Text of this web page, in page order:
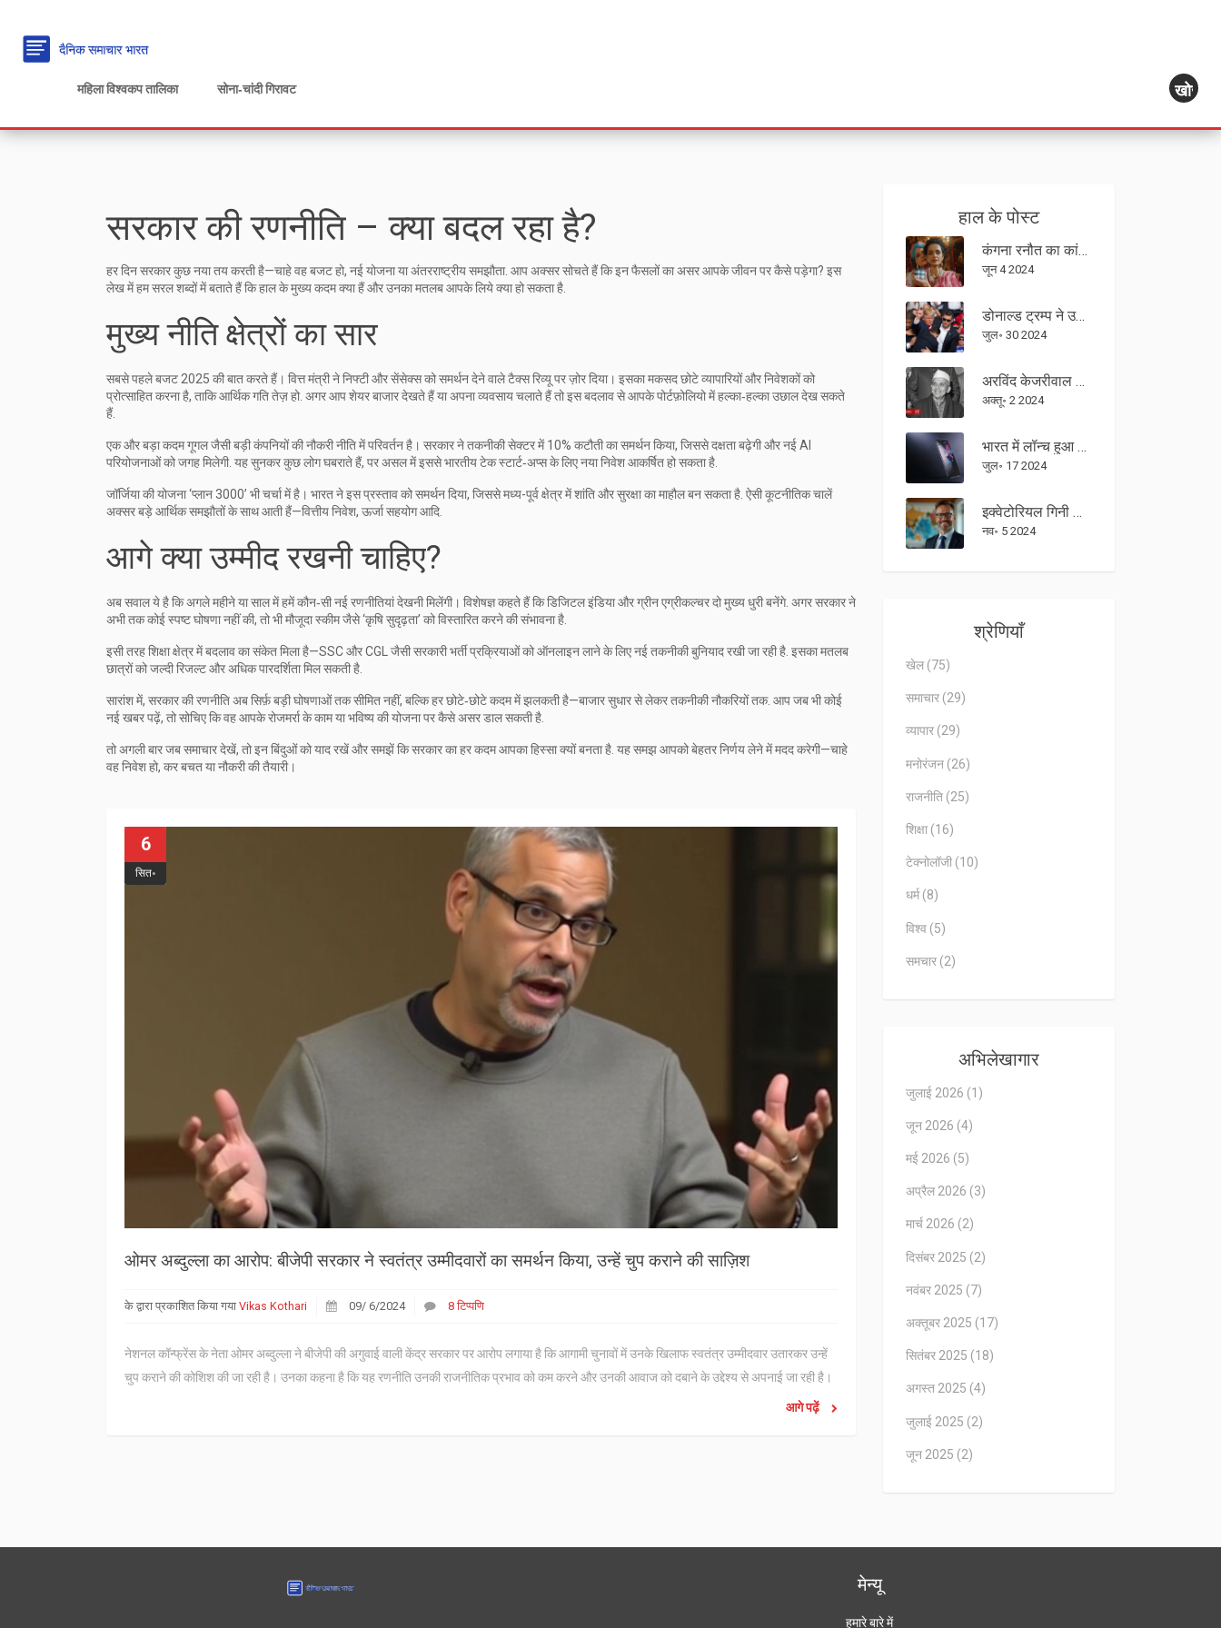
महिला विश्वकप तालिका सोना‑चांदी गिरावट खोज
सरकार की रणनीति – क्या बदल रहा है?
हर दिन सरकार कुछ नया तय करती है—चाहे वह बजट हो, नई योजना या अंतरराष्ट्रीय समझौता. आप अक्सर सोचते हैं कि इन फैसलों का असर आपके जीवन पर कैसे पड़ेगा? इस
लेख में हम सरल शब्दों में बताते हैं कि हाल के मुख्य कदम क्या हैं और उनका मतलब आपके लिये क्या हो सकता है.
मुख्य नीति क्षेत्रों का सार
सबसे पहले बजट 2025 की बात करते हैं। वित्त मंत्री ने निफ्टी और सेंसेक्स को समर्थन देने वाले टैक्स रिव्यू पर ज़ोर दिया। इसका मकसद छोटे व्यापारियों और निवेशकों को
प्रोत्साहित करना है, ताकि आर्थिक गति तेज़ हो. अगर आप शेयर बाजार देखते हैं या अपना व्यवसाय चलाते हैं तो इस बदलाव से आपके पोर्टफ़ोलियो में हल्का‑हल्का उछाल देख सकते
हैं.
एक और बड़ा कदम गूगल जैसी बड़ी कंपनियों की नौकरी नीति में परिवर्तन है। सरकार ने तकनीकी सेक्टर में 10% कटौती का समर्थन किया, जिससे दक्षता बढ़ेगी और नई AI
परियोजनाओं को जगह मिलेगी. यह सुनकर कुछ लोग घबराते हैं, पर असल में इससे भारतीय टेक स्टार्ट‑अप्स के लिए नया निवेश आकर्षित हो सकता है.
जॉर्जिया की योजना ‘प्लान 3000’ भी चर्चा में है। भारत ने इस प्रस्ताव को समर्थन दिया, जिससे मध्य-पूर्व क्षेत्र में शांति और सुरक्षा का माहौल बन सकता है. ऐसी कूटनीतिक चालें
अक्सर बड़े आर्थिक समझौतों के साथ आती हैं—वित्तीय निवेश, ऊर्जा सहयोग आदि.
आगे क्या उम्मीद रखनी चाहिए?
अब सवाल ये है कि अगले महीने या साल में हमें कौन‑सी नई रणनीतियां देखनी मिलेंगी। विशेषज्ञ कहते हैं कि डिजिटल इंडिया और ग्रीन एग्रीकल्चर दो मुख्य धुरी बनेंगे. अगर सरकार ने
अभी तक कोई स्पष्ट घोषणा नहीं की, तो भी मौजूदा स्कीम जैसे ‘कृषि सुदृढ़ता’ को विस्तारित करने की संभावना है.
इसी तरह शिक्षा क्षेत्र में बदलाव का संकेत मिला है—SSC और CGL जैसी सरकारी भर्ती प्रक्रियाओं को ऑनलाइन लाने के लिए नई तकनीकी बुनियाद रखी जा रही है. इसका मतलब
छात्रों को जल्दी रिजल्ट और अधिक पारदर्शिता मिल सकती है.
सारांश में, सरकार की रणनीति अब सिर्फ़ बड़ी घोषणाओं तक सीमित नहीं, बल्कि हर छोटे‑छोटे कदम में झलकती है—बाजार सुधार से लेकर तकनीकी नौकरियों तक. आप जब भी कोई
नई खबर पढ़ें, तो सोचिए कि वह आपके रोजमर्रा के काम या भविष्य की योजना पर कैसे असर डाल सकती है.
तो अगली बार जब समाचार देखें, तो इन बिंदुओं को याद रखें और समझें कि सरकार का हर कदम आपका हिस्सा क्यों बनता है. यह समझ आपको बेहतर निर्णय लेने में मदद करेगी—चाहे
वह निवेश हो, कर बचत या नौकरी की तैयारी।
6
सित॰
ओमर अब्दुल्ला का आरोप: बीजेपी सरकार ने स्वतंत्र उम्मीदवारों का समर्थन किया, उन्हें चुप कराने की साज़िश
के द्वारा प्रकाशित किया गया Vikas Kothari 09/ 6/2024 8 टिप्पणि
नेशनल कॉन्फ्रेंस के नेता ओमर अब्दुल्ला ने बीजेपी की अगुवाई वाली केंद्र सरकार पर आरोप लगाया है कि आगामी चुनावों में उनके खिलाफ स्वतंत्र उम्मीदवार उतारकर उन्हें
चुप कराने की कोशिश की जा रही है। उनका कहना है कि यह रणनीति उनकी राजनीतिक प्रभाव को कम करने और उनकी आवाज को दबाने के उद्देश्य से अपनाई जा रही है।
आगे पढ़ें
हाल के पोस्ट
कंगना रनौत का कांग्रेस के विक्रमादित्य सिंह पर तीखा प्रहार: चुनाव जीतने का दावा
जून 4 2024
डोनाल्ड ट्रम्प ने उनके खिलाफ हत्या प्रयास की जांच के लिए FBI साक्षात्कार के लिए सहमति दी
जुल॰ 30 2024
अरविंद केजरीवाल के इस्तीफे के बाद दिल्ली की राजनीति में बड़ा बदलाव
अक्तू॰ 2 2024
भारत में लॉन्च हुआ OnePlus Nord 4: दमदार स्नैपड्रैगन 7+ Gen 3, सोनी कैमरा और आकर्षक कीमत
जुल॰ 17 2024
इक्वेटोरियल गिनी के अधिकारी के सैकड़ों सेक्स वीडियो की जांच: भ्रष्टाचार और सार्वजनिक स्वास्थ्य संकट
नव॰ 5 2024
श्रेणियाँ
खेल (75)
समाचार (29)
व्यापार (29)
मनोरंजन (26)
राजनीति (25)
शिक्षा (16)
टेक्नोलॉजी (10)
धर्म (8)
विश्व (5)
समचार (2)
अभिलेखागार
जुलाई 2026 (1)
जून 2026 (4)
मई 2026 (5)
अप्रैल 2026 (3)
मार्च 2026 (2)
दिसंबर 2025 (2)
नवंबर 2025 (7)
अक्तूबर 2025 (17)
सितंबर 2025 (18)
अगस्त 2025 (4)
जुलाई 2025 (2)
जून 2025 (2)
मेन्यू
हमारे बारे में